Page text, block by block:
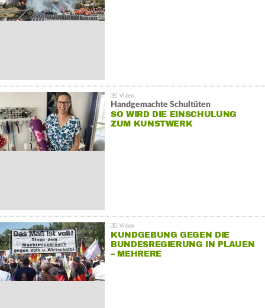
Handgemachte Schultüten
SO WIRD DIE EINSCHULUNG
ZUM KUNSTWERK
KUNDGEBUNG GEGEN DIE
BUNDESREGIERUNG IN PLAUEN
– MEHRERE